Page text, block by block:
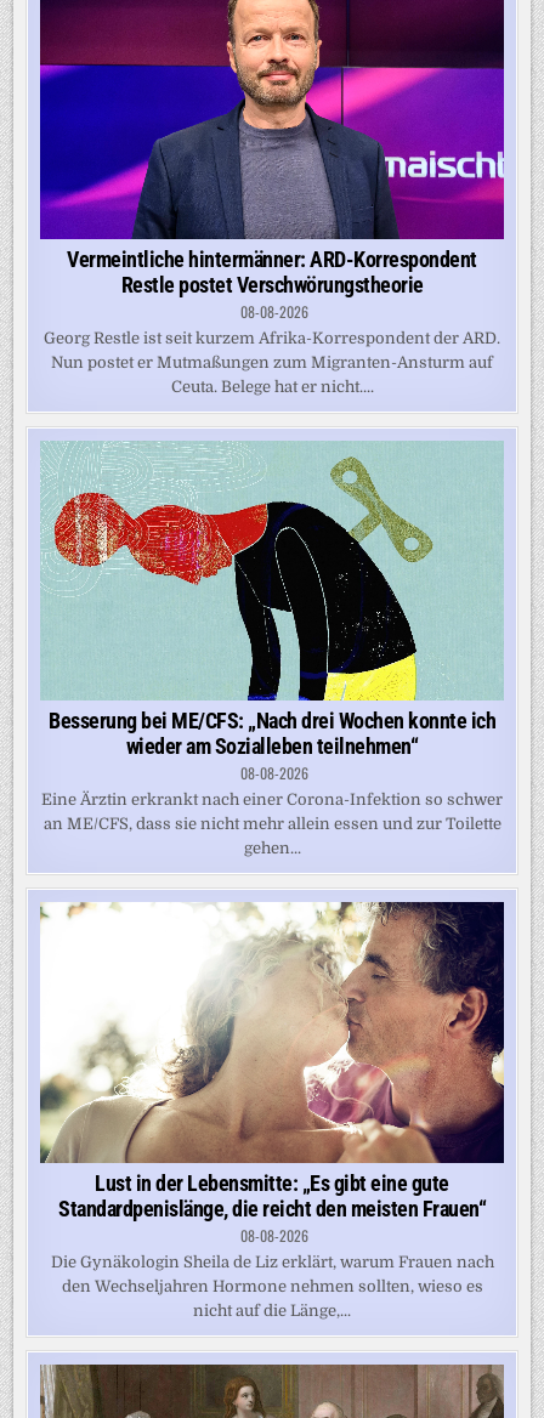
Vermeintliche hintermänner: ARD-Korrespondent
Restle postet Verschwörungstheorie
08-08-2026
Georg Restle ist seit kurzem Afrika-Korrespondent der ARD.
Nun postet er Mutmaßungen zum Migranten-Ansturm auf
Ceuta. Belege hat er nicht....
Besserung bei ME/CFS: „Nach drei Wochen konnte ich
wieder am Sozialleben teilnehmen“
08-08-2026
Eine Ärztin erkrankt nach einer Corona-Infektion so schwer
an ME/CFS, dass sie nicht mehr allein essen und zur Toilette
gehen...
Lust in der Lebensmitte: „Es gibt eine gute
Standardpenislänge, die reicht den meisten Frauen“
08-08-2026
Die Gynäkologin Sheila de Liz erklärt, warum Frauen nach
den Wechseljahren Hormone nehmen sollten, wieso es
nicht auf die Länge,...